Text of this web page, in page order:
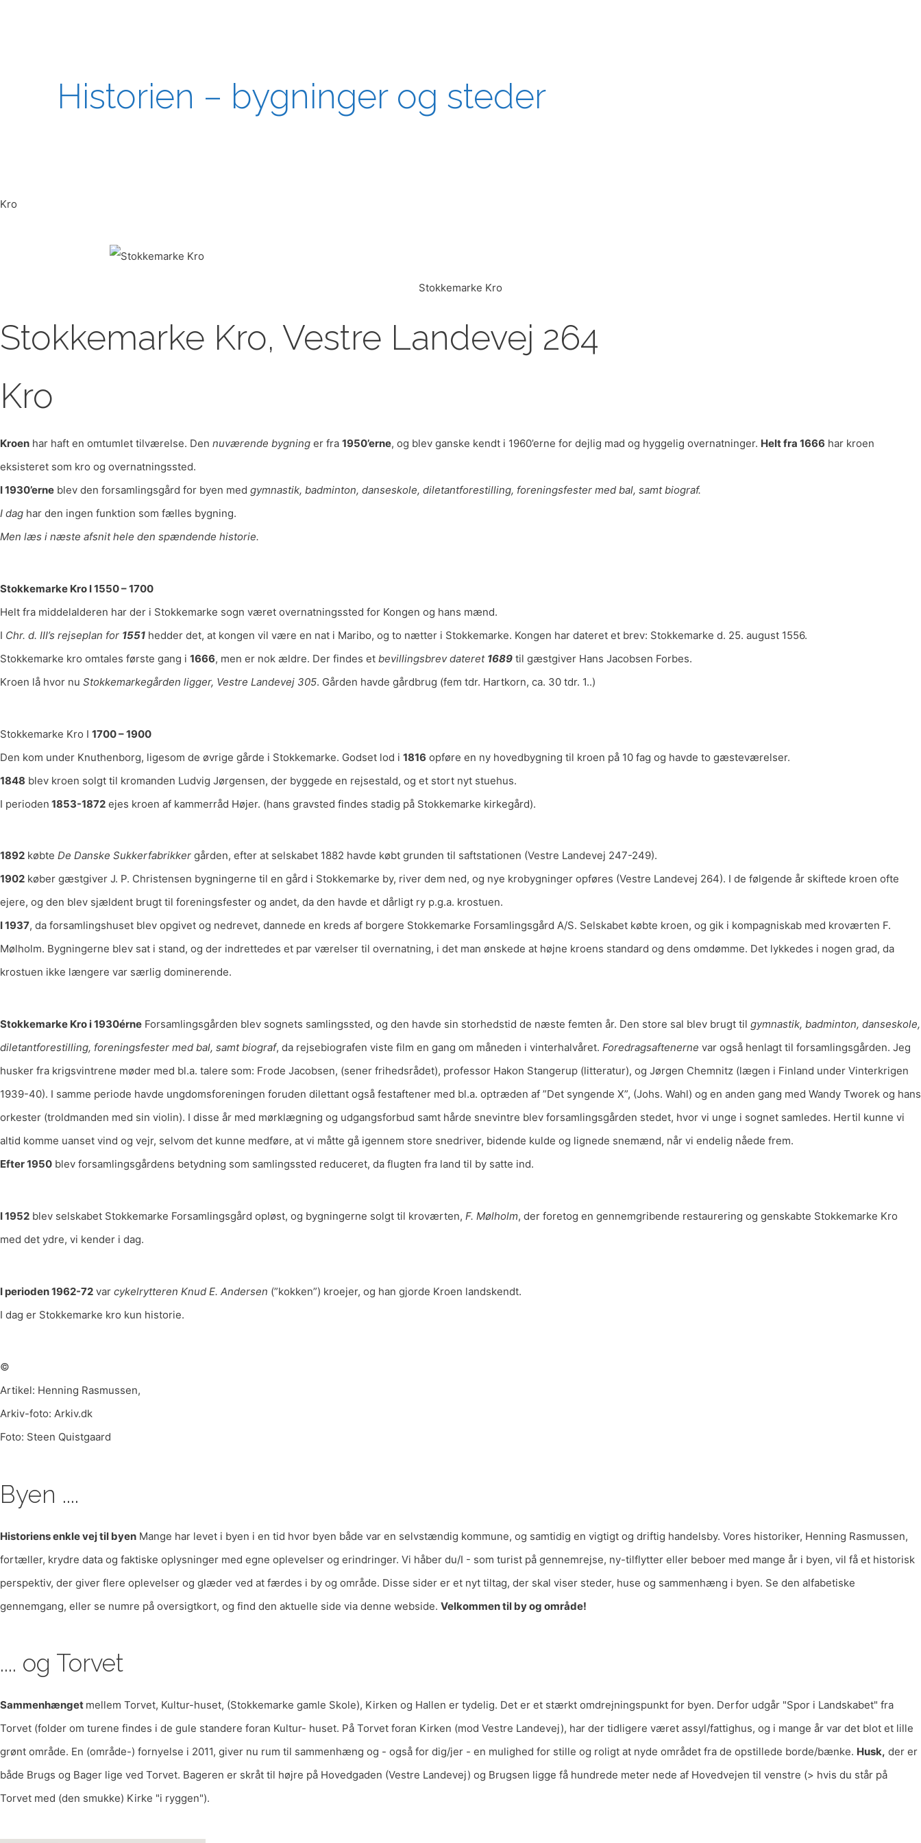
Historien – bygninger og steder
Kro
Stokkemarke Kro
Stokkemarke Kro, Vestre Landevej 264
Kro
Kroen har haft en omtumlet tilværelse. Den nuværende bygning er fra 1950’erne, og blev ganske kendt i 1960’erne for dejlig mad og hyggelig overnatninger. Helt fra 1666 har kroen
eksisteret som kro og overnatningssted.
I 1930’erne blev den forsamlingsgård for byen med gymnastik, badminton, danseskole, diletantforestilling, foreningsfester med bal, samt biograf.
I dag har den ingen funktion som fælles bygning.
Men læs i næste afsnit hele den spændende historie.
Stokkemarke Kro I 1550 – 1700
Helt fra middelalderen har der i Stokkemarke sogn været overnatningssted for Kongen og hans mænd.
I Chr. d. III’s rejseplan for 1551 hedder det, at kongen vil være en nat i Maribo, og to nætter i Stokkemarke. Kongen har dateret et brev: Stokkemarke d. 25. august 1556.
Stokkemarke kro omtales første gang i 1666, men er nok ældre. Der findes et bevillingsbrev dateret 1689 til gæstgiver Hans Jacobsen Forbes.
Kroen lå hvor nu Stokkemarkegården ligger, Vestre Landevej 305. Gården havde gårdbrug (fem tdr. Hartkorn, ca. 30 tdr. 1..)
Stokkemarke Kro I 1700 – 1900
Den kom under Knuthenborg, ligesom de øvrige gårde i Stokkemarke. Godset lod i 1816 opføre en ny hovedbygning til kroen på 10 fag og havde to gæsteværelser.
1848 blev kroen solgt til kromanden Ludvig Jørgensen, der byggede en rejsestald, og et stort nyt stuehus.
I perioden 1853-1872 ejes kroen af kammerråd Højer. (hans gravsted findes stadig på Stokkemarke kirkegård).
1892 købte De Danske Sukkerfabrikker gården, efter at selskabet 1882 havde købt grunden til saftstationen (Vestre Landevej 247-249).
1902 køber gæstgiver J. P. Christensen bygningerne til en gård i Stokkemarke by, river dem ned, og nye krobygninger opføres (Vestre Landevej 264). I de følgende år skiftede kroen ofte
ejere, og den blev sjældent brugt til foreningsfester og andet, da den havde et dårligt ry p.g.a. krostuen.
I 1937, da forsamlingshuset blev opgivet og nedrevet, dannede en kreds af borgere Stokkemarke Forsamlingsgård A/S. Selskabet købte kroen, og gik i kompagniskab med kroværten F.
Mølholm. Bygningerne blev sat i stand, og der indrettedes et par værelser til overnatning, i det man ønskede at højne kroens standard og dens omdømme. Det lykkedes i nogen grad, da
krostuen ikke længere var særlig dominerende.
Stokkemarke Kro i 1930érne Forsamlingsgården blev sognets samlingssted, og den havde sin storhedstid de næste femten år. Den store sal blev brugt til gymnastik, badminton, danseskole,
diletantforestilling, foreningsfester med bal, samt biograf, da rejsebiografen viste film en gang om måneden i vinterhalvåret. Foredragsaftenerne var også henlagt til forsamlingsgården. Jeg
husker fra krigsvintrene møder med bl.a. talere som: Frode Jacobsen, (sener frihedsrådet), professor Hakon Stangerup (litteratur), og Jørgen Chemnitz (lægen i Finland under Vinterkrigen
1939-40). I samme periode havde ungdomsforeningen foruden dilettant også festaftener med bl.a. optræden af ”Det syngende X”, (Johs. Wahl) og en anden gang med Wandy Tworek og hans
orkester (troldmanden med sin violin). I disse år med mørklægning og udgangsforbud samt hårde snevintre blev forsamlingsgården stedet, hvor vi unge i sognet samledes. Hertil kunne vi
altid komme uanset vind og vejr, selvom det kunne medføre, at vi måtte gå igennem store snedriver, bidende kulde og lignede snemænd, når vi endelig nåede frem.
Efter 1950 blev forsamlingsgårdens betydning som samlingssted reduceret, da flugten fra land til by satte ind.
I 1952 blev selskabet Stokkemarke Forsamlingsgård opløst, og bygningerne solgt til kroværten, F. Mølholm, der foretog en gennemgribende restaurering og genskabte Stokkemarke Kro
med det ydre, vi kender i dag.
I perioden 1962-72 var cykelrytteren Knud E. Andersen (”kokken”) kroejer, og han gjorde Kroen landskendt.
I dag er Stokkemarke kro kun historie.
©
Artikel: Henning Rasmussen,
Arkiv-foto: Arkiv.dk
Foto: Steen Quistgaard
Byen ....
Historiens enkle vej til byen Mange har levet i byen i en tid hvor byen både var en selvstændig kommune, og samtidig en vigtigt og driftig handelsby. Vores historiker, Henning Rasmussen,
fortæller, krydre data og faktiske oplysninger med egne oplevelser og erindringer. Vi håber du/I - som turist på gennemrejse, ny-tilflytter eller beboer med mange år i byen, vil få et historisk
perspektiv, der giver flere oplevelser og glæder ved at færdes i by og område. Disse sider er et nyt tiltag, der skal viser steder, huse og sammenhæng i byen. Se den alfabetiske
gennemgang, eller se numre på oversigtkort, og find den aktuelle side via denne webside. Velkommen til by og område!
.... og Torvet
Sammenhænget mellem Torvet, Kultur-huset, (Stokkemarke gamle Skole), Kirken og Hallen er tydelig. Det er et stærkt omdrejningspunkt for byen. Derfor udgår "Spor i Landskabet" fra
Torvet (folder om turene findes i de gule standere foran Kultur- huset. På Torvet foran Kirken (mod Vestre Landevej), har der tidligere været assyl/fattighus, og i mange år var det blot et lille
grønt område. En (område-) fornyelse i 2011, giver nu rum til sammenhæng og - også for dig/jer - en mulighed for stille og roligt at nyde området fra de opstillede borde/bænke. Husk, der er
både Brugs og Bager lige ved Torvet. Bageren er skråt til højre på Hovedgaden (Vestre Landevej) og Brugsen ligge få hundrede meter nede af Hovedvejen til venstre (> hvis du står på
Torvet med (den smukke) Kirke "i ryggen").